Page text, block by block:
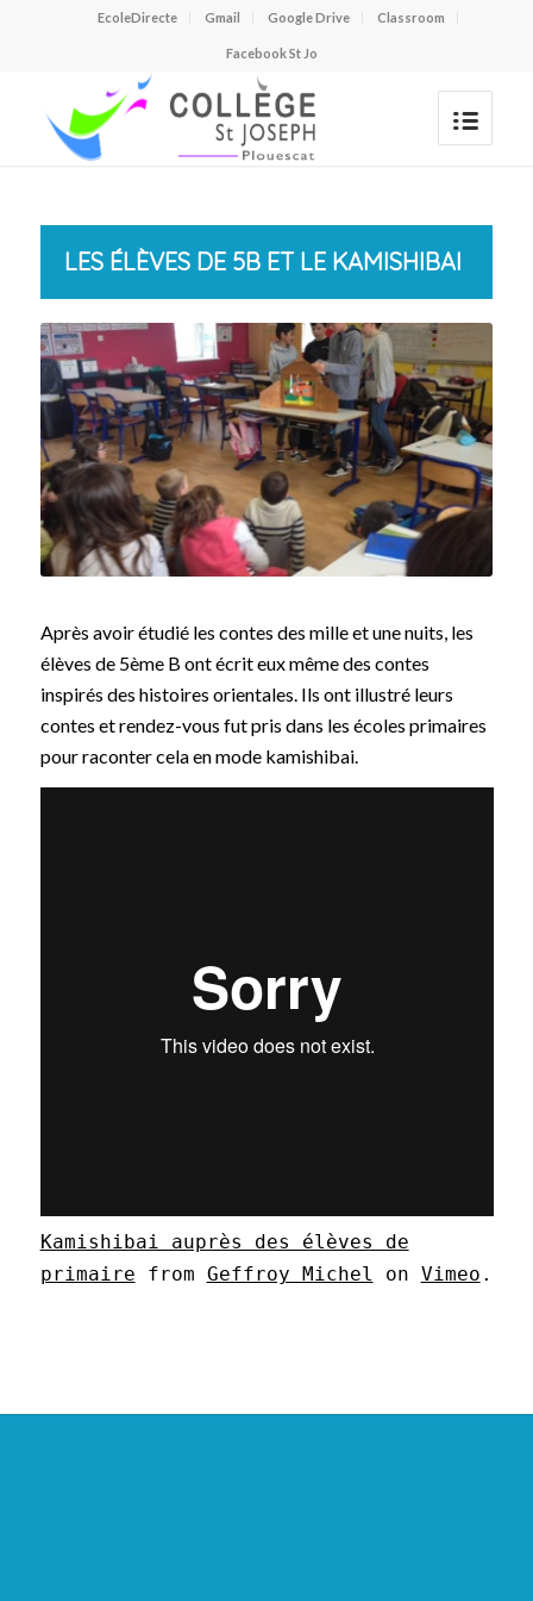
EcoleDirecte Gmail Google Drive Classroom
Facebook St Jo
LES ÉLÈVES DE 5B ET LE KAMISHIBAI
Après avoir étudié les contes des mille et une nuits, les
élèves de 5ème B ont écrit eux même des contes
inspirés des histoires orientales. Ils ont illustré leurs
contes et rendez-vous fut pris dans les écoles primaires
pour raconter cela en mode kamishibai.
Kamishibai auprès des élèves de
primaire from Geffroy Michel on Vimeo .